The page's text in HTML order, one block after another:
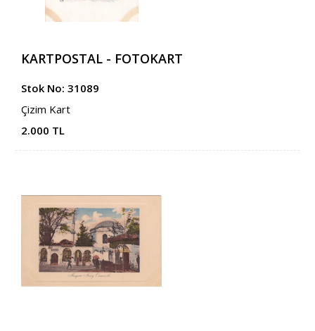
KARTPOSTAL - FOTOKART
Stok No: 31089
Çizim Kart
2.000 TL